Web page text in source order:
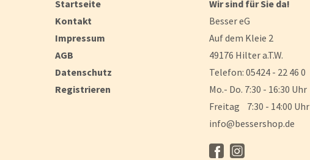
Startseite
Kontakt
Impressum
AGB
Datenschutz
Registrieren
Wir sind für Sie da!
Besser eG
Auf dem Kleie 2
49176 Hilter a.T.W.
Telefon: 05424 - 22 46 0
Mo.- Do. 7:30 - 16:30 Uhr
Freitag 7:30 - 14:00 Uhr
info@bessershop.de